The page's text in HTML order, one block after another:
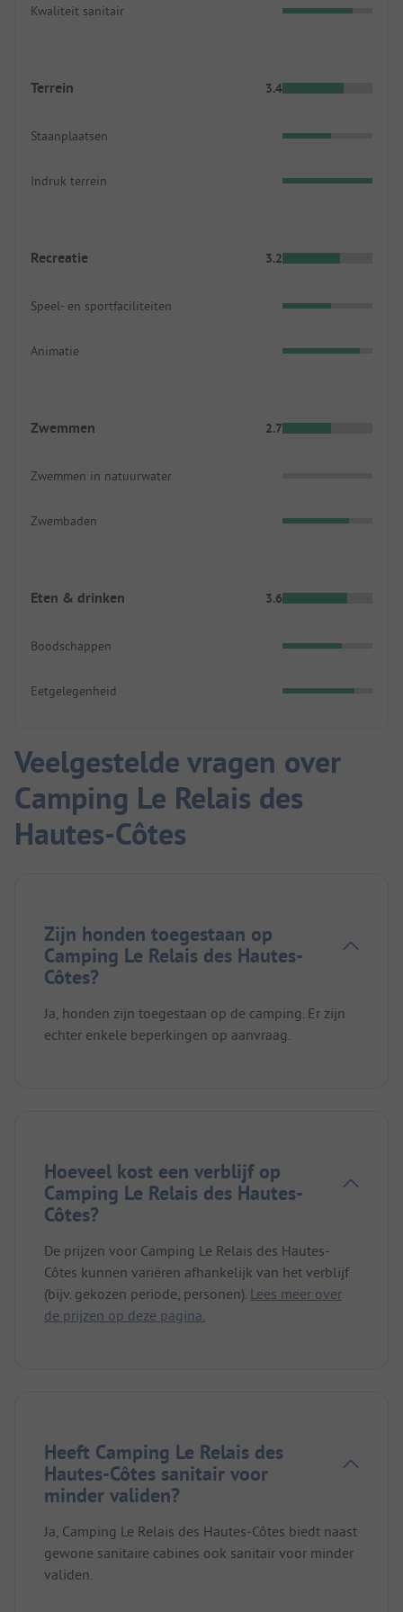
Kwaliteit sanitair
Terrein 3.4
Staanplaatsen
Indruk terrein
Recreatie 3.2
Speel- en sportfaciliteiten
Animatie
Zwemmen 2.7
Zwemmen in natuurwater
Zwembaden
Eten & drinken 3.6
Boodschappen
Eetgelegenheid
Veelgestelde vragen over
Camping Le Relais des
Hautes-Côtes
Zijn honden toegestaan op
Camping Le Relais des Hautes-
Côtes?
Ja, honden zijn toegestaan op de camping. Er zijn
echter enkele beperkingen op aanvraag.
Hoeveel kost een verblijf op
Camping Le Relais des Hautes-
Côtes?
De prijzen voor Camping Le Relais des Hautes-
Côtes kunnen variëren afhankelijk van het verblijf
(bijv. gekozen periode, personen). Lees meer over
de prijzen op deze pagina.
Heeft Camping Le Relais des
Hautes-Côtes sanitair voor
minder validen?
Ja, Camping Le Relais des Hautes-Côtes biedt naast
gewone sanitaire cabines ook sanitair voor minder
validen.